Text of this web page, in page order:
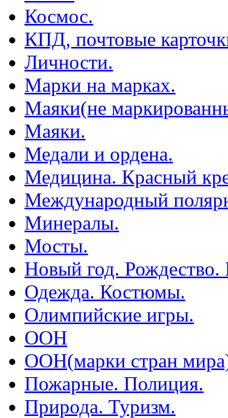
Космос.
КПД, почтовые
Личности.
Марки на марках.
Маяки(не
Маяки.
Медали и ордена.
Медицина. Красный
Международный
Минералы.
Мосты.
Новый год. Рождество.
Одежда. Костюмы.
Олимпийские игры.
ООН
ООН(марки стран
Пожарные. Полиция.
Природа. Туризм.